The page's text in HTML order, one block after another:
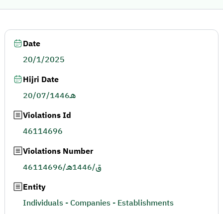
Date
20/1/2025
Hijri Date
20/07/1446هـ
Violations Id
46114696
Violations Number
46114696/ق/1446هـ
Entity
Individuals - Companies - Establishments